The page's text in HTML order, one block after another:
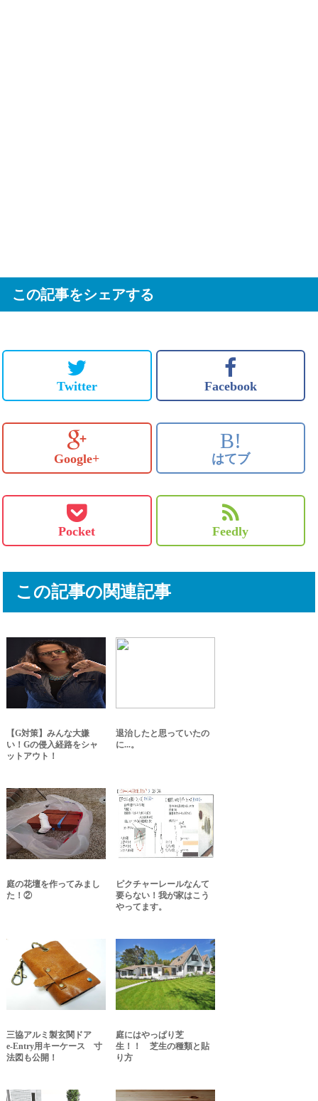
この記事をシェアする
Twitter Facebook
Google+
B!
はてブ
Pocket Feedly
この記事の関連記事
【G対策】みんな大嫌
い！Gの侵入経路をシャ
ットアウト！
退治したと思っていたの
に...。
庭の花壇を作ってみまし
た！②
ピクチャーレールなんて
要らない！我が家はこう
やってます。
三協アルミ製玄関ドア
e-Entry用キーケース 寸
法図も公開！
庭にはやっぱり芝
生！！ 芝生の種類と貼
り方